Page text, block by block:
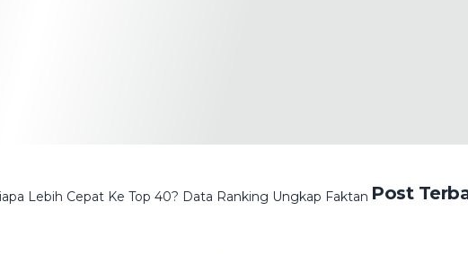
Lebih Cepat Ke Top 40? Data Ranking Ungkap FaktanyaPost